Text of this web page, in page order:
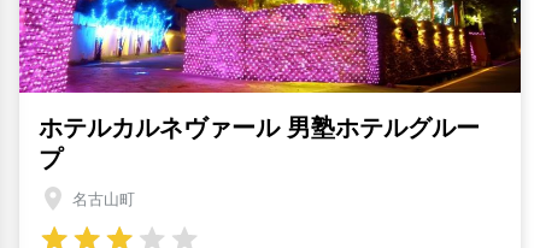
ホテルカルネヴァール 男塾ホテルグルー
プ
名古山町